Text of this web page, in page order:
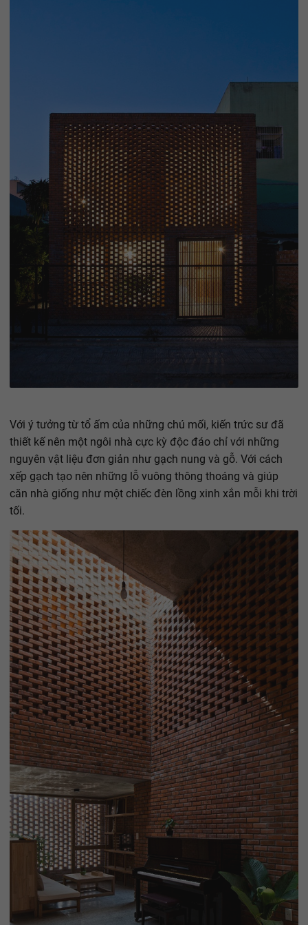
Với ý tưởng từ tổ ấm của những chú mối, kiến trức sư đã
thiết kế nên một ngôi nhà cực kỳ độc đáo chỉ với những
nguyên vật liệu đơn giản như gạch nung và gỗ. Với cách
xếp gạch tạo nên những lỗ vuông thông thoáng và giúp
căn nhà giống như một chiếc đèn lồng xinh xắn mỗi khi trời
tối.